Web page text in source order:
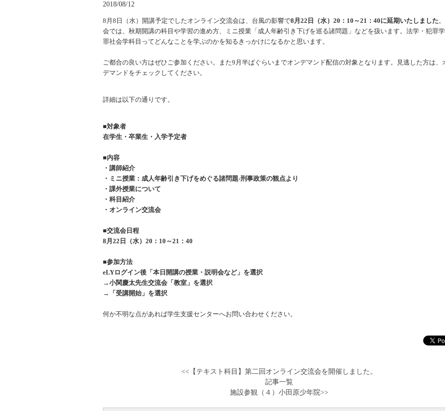
2018/08/12
8 月8日（水）開講予定でしたオンライン交流会は、台風の影響で8月22日（水）20：10～21：40に延期いたしました
会では、秋期開講の科目や学習の進め方、ミニ授業「成人年齢引き下げを巡る諸問題」などを扱います。法学・犯罪
罪社会学科目ってどんなことを学ぶのかを知るきっかけになるかと思います。
ご都合の良い方はぜひご参加ください。また9月半ばぐらいまでオンデマンド配信の対象となります。見逃した方は、
デマンドをチェックしてください。
詳細は以下の通りです。
■対象者
在学生・卒業生・入学予定者
■内容
・講師紹介
・ミニ授業：成人年齢引き下げをめぐる諸問題-刑事政策の観点より
・課外授業について
・科目紹介
・オンライン交流会
■交流会日程
8 月22日（水）20：10～21： 40
■参加方法
eLYログイン後「本日開講の授業・説明会など」を選択
→小関慶太先生交流会「教室」を選択
→「受講開始」を選択
何か不明な点があれば学生支援センターへお問い合わせください。
<<【テキスト科目】第二回オンライン交流会を開催しました。
記事一覧
施設参観（４）小田原少年院>>